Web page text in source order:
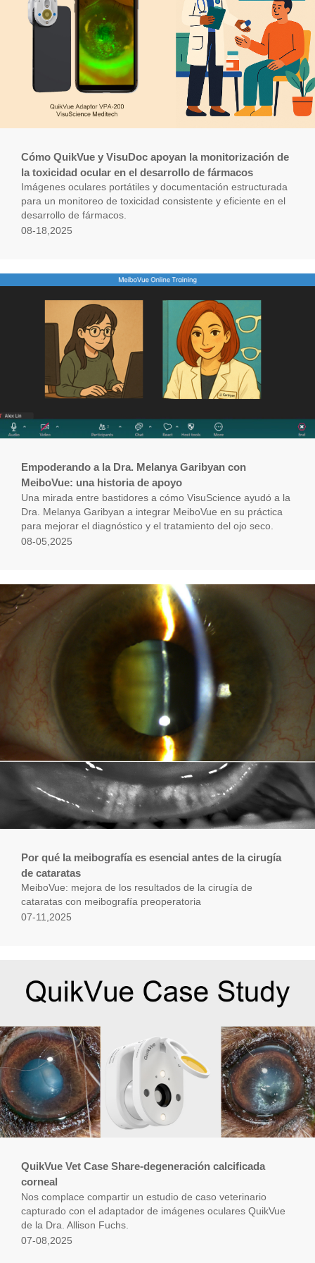
Cómo QuikVue y VisuDoc apoyan la monitorización de
la toxicidad ocular en el desarrollo de fármacos
Imágenes oculares portátiles y documentación estructurada
para un monitoreo de toxicidad consistente y eficiente en el
desarrollo de fármacos.
08-18,2025
Empoderando a la Dra. Melanya Garibyan con
MeiboVue: una historia de apoyo
Una mirada entre bastidores a cómo VisuScience ayudó a la
Dra. Melanya Garibyan a integrar MeiboVue en su práctica
para mejorar el diagnóstico y el tratamiento del ojo seco.
08-05,2025
Por qué la meibografía es esencial antes de la cirugía
de cataratas
MeiboVue: mejora de los resultados de la cirugía de
cataratas con meibografía preoperatoria
07-11,2025
QuikVue Vet Case Share-degeneración calcificada
corneal
Nos complace compartir un estudio de caso veterinario
capturado con el adaptador de imágenes oculares QuikVue
de la Dra. Allison Fuchs.
07-08,2025